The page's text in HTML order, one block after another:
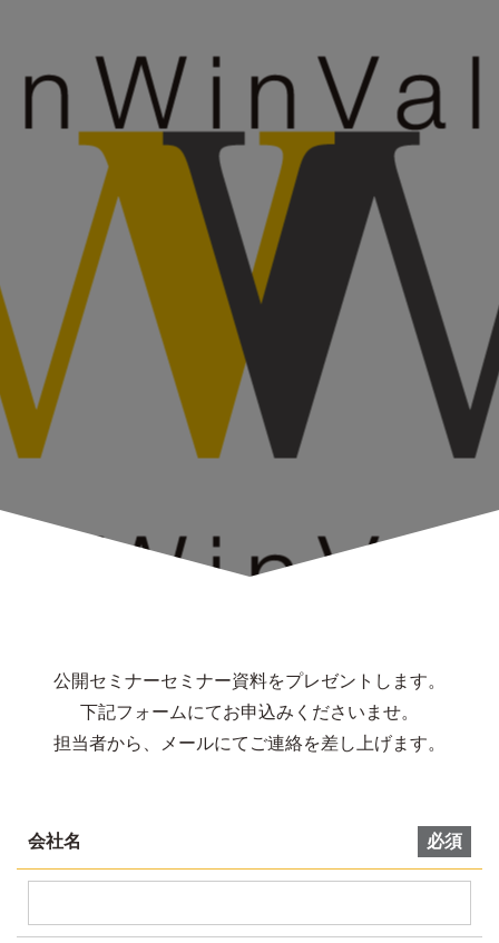
公開セミナーセミナー資料をプレゼントします。
下記フォームにてお申込みくださいませ。
担当者から、メールにてご連絡を差し上げます。
会社名 必須